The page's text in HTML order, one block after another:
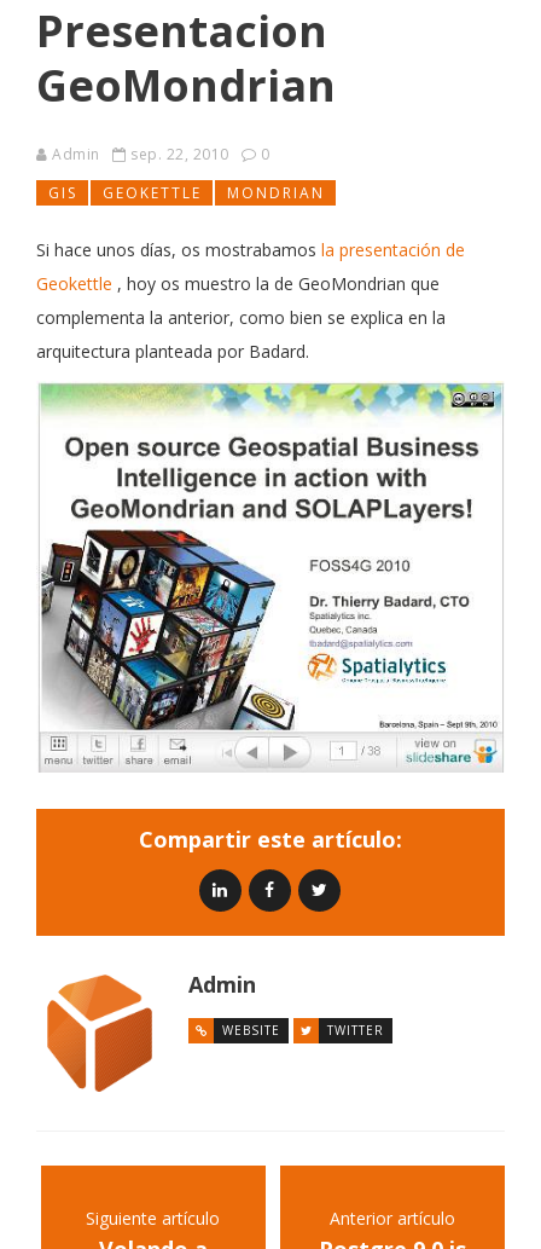
Presentacion
GeoMondrian
Admin sep. 22, 2010
0
GIS
GEOKETTLE MONDRIAN
Si hace unos días, os mostrabamos la presentación de
Geokettle , hoy os muestro la de GeoMondrian que
complementa la anterior, como bien se explica en la
arquitectura planteada por Badard.
Compartir este artículo:
Admin
WEBSITE TWITTER
Siguiente artículo Anterior artículo